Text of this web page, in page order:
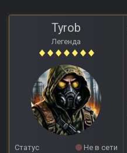
Tyrob
Легенда
Статус
Не в сети